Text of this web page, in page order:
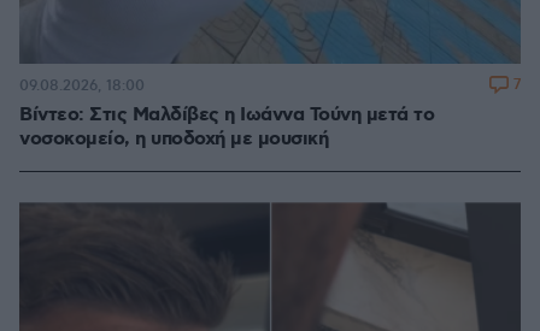
Βίντεο: Στις Μαλδίβες η Ιωάννα Τούνη μετά το
νοσοκομείο, η υποδοχή με μουσική
09.08.2026, 18:00 7